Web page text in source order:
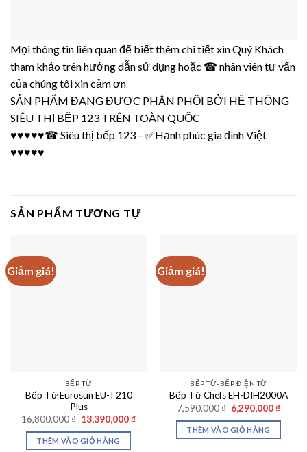
Mọi thông tin liên quan để biết thêm chi tiết xin Quý Khách
tham khảo trên hướng dẫn sử dụng hoặc ☎ nhân viên tư vấn
của chúng tôi xin cảm ơn
SẢN PHẨM ĐANG ĐƯỢC PHÂN PHỐI BỞI HỆ THỐNG
SIÊU THỊ BẾP 123 TRÊN TOÀN QUỐC
♥♥♥♥♥☎ Siêu thị bếp 123 – ✅Hạnh phúc gia đình Việt
♥♥♥♥♥
SẢN PHẨM TƯƠNG TỰ
Giảm giá!
BẾP TỪ
Bếp Từ Eurosun EU-T210
Plus
16,800,000₫ Giá
gốc
là:
16,800,000 ₫.
13,390,000 ₫Giá
THÊM VÀO GIỎ HÀNG
Giảm giá!
BẾP TỪ-BẾP ĐIỆN TỪ
Bếp Từ Chefs EH-DIH2000A
7,590,000₫ Giá
gốc
là:
7,590,000 ₫.
6,290,000 ₫Giá
THÊM VÀO GIỎ HÀNG